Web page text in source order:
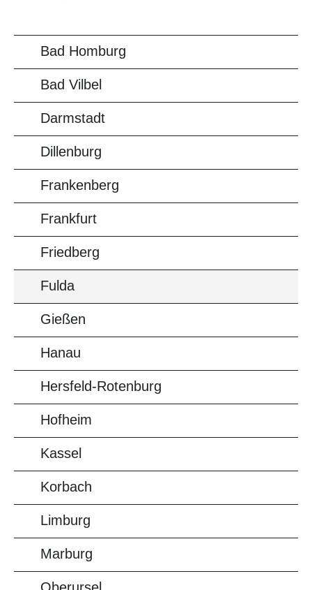
Bad Homburg
Bad Vilbel
Darmstadt
Dillenburg
Frankenberg
Frankfurt
Friedberg
Fulda
Gießen
Hanau
Hersfeld-Rotenburg
Hofheim
Kassel
Korbach
Limburg
Marburg